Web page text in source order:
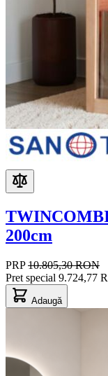
200cm
PRP 10.805,30 RON
Pret special 9.724,77
Adaugă